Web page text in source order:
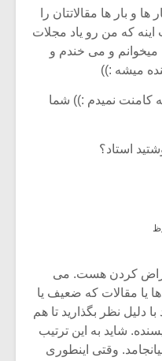
و بار ها مقالاتتان را
که من رو یاد مجلات
میخوانم و می خندم و
میشه :))
کامنت نمیدم :)) شما
استاد؟
کردن هست. می
یا مقالات که ضعیف یا
دلیل نظر بگذارید تا هم
شاید به این ترتیب
وقتی اینطوری